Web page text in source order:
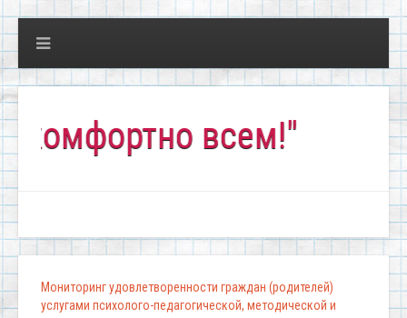
всем!"
Мониторинг удовлетворенности граждан (родителей)
услугами психолого-педагогической, методической и